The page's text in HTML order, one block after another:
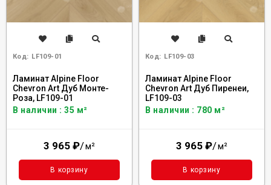
Код: LF109-01
Ламинат Alpine Floor
Chevron Art Дуб Монте-
Роза, LF109-01
В наличии : 35 м²
3 965 ₽/м²
В корзину
Код: LF109-03
Ламинат Alpine Floor
Chevron Art Дуб Пиренеи,
LF109-03
В наличии : 780 м²
3 965 ₽/м²
В корзину